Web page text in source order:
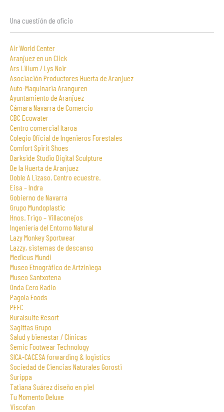
Una cuestión de oficio
Air World Center
Aranjuez en un Click
Ars Lilium / Lys Noir
Asociación Productores Huerta de Aranjuez
Auto-Maquinaria Aranguren
Ayuntamiento de Aranjuez
Cámara Navarra de Comercio
CBC Ecowater
Centro comercial Itaroa
Colegio Oficial de Ingenieros Forestales
Comfort Spirit Shoes
Darkside Studio Digital Sculpture
De la Huerta de Aranjuez
Doble A Lizaso. Centro ecuestre.
Eisa – Indra
Gobierno de Navarra
Grupo Mundoplastic
Hnos. Trigo – Villaconejos
Ingeniería del Entorno Natural
Lazy Monkey Sportwear
Lazzy, sistemas de descanso
Medicus Mundi
Museo Etnográfico de Artziniega
Museo Santxotena
Onda Cero Radio
Pagola Foods
PEFC
Ruralsuite Resort
Sagittas Grupo
Salud y bienestar / Clínicas
Semic Footwear Technology
SICA-CACESA forwarding & logistics
Sociedad de Ciencias Naturales Gorosti
Surippa
Tatiana Suárez diseño en piel
Tu Momento Deluxe
Viscofan